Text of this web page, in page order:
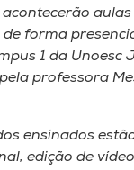
acontecerão
forma
1 da Unoesc
professora
ensinados
edição de